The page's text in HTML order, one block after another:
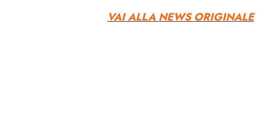
VAI ALLA NEWS ORIGINALE